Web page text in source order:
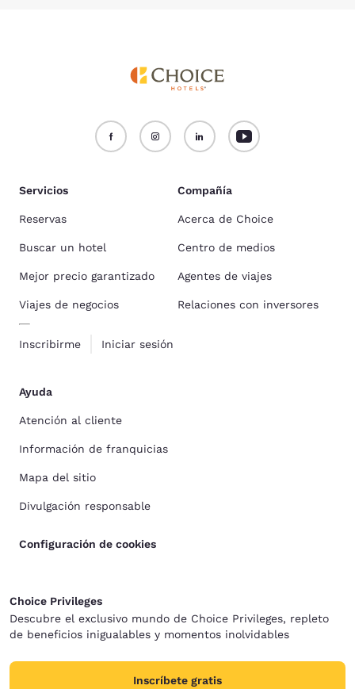
Servicios
Reservas
Buscar un hotel
Mejor precio garantizado
Viajes de negocios
Inscribirme Iniciar sesión
Compañía
Acerca de Choice
Centro de medios
Agentes de viajes
Relaciones con inversores
Ayuda
Atención al cliente
Información de franquicias
Mapa del sitio
Divulgación responsable
Configuración de cookies
Choice Privileges
Descubre el exclusivo mundo de Choice Privileges, repleto
de beneficios inigualables y momentos inolvidables
Inscríbete gratis